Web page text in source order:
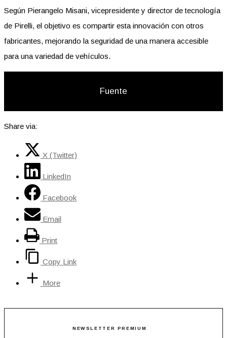
Según Pierangelo Misani, vicepresidente y director de tecnología
de Pirelli, el objetivo es compartir esta innovación con otros
fabricantes, mejorando la seguridad de una manera accesible
para una variedad de vehículos.
Fuente
Share via:
X (Twitter)
LinkedIn
Facebook
Email
Print
Copy Link
More
NEWSLETTER PREMIUM